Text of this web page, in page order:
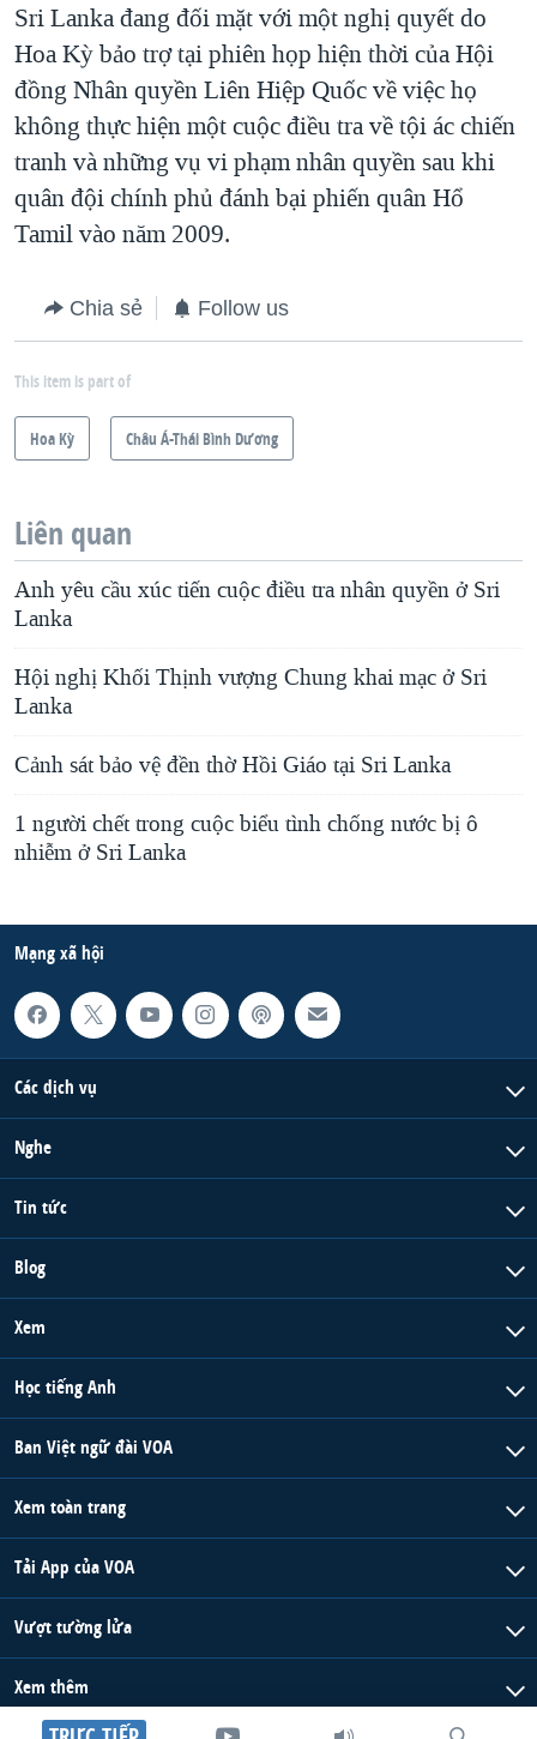
Sri Lanka đang đối mặt với một nghị quyết do
Hoa Kỳ bảo trợ tại phiên họp hiện thời của Hội
đồng Nhân quyền Liên Hiệp Quốc về việc họ
không thực hiện một cuộc điều tra về tội ác chiến
tranh và những vụ vi phạm nhân quyền sau khi
quân đội chính phủ đánh bại phiến quân Hổ
Tamil vào năm 2009.
Chia sẻ Follow us
This item is part of
Hoa Kỳ Châu Á-Thái Bình Dương
Liên quan
Anh yêu cầu xúc tiến cuộc điều tra nhân quyền ở Sri
Lanka
Hội nghị Khối Thịnh vượng Chung khai mạc ở Sri
Lanka
Cảnh sát bảo vệ đền thờ Hồi Giáo tại Sri Lanka
1 người chết trong cuộc biểu tình chống nước bị ô
nhiễm ở Sri Lanka
Mạng xã hội
Các dịch vụ
Nghe
Tin tức
Blog
Xem
Học tiếng Anh
Ban Việt ngữ đài VOA
Xem toàn trang
Tải App của VOA
Vượt tường lửa
Xem thêm